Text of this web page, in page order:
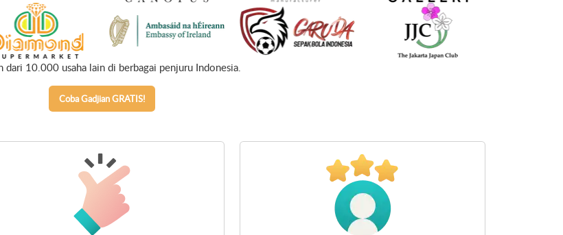
dari 10.000 usaha lain di berbagai penjuru Indonesia.
Coba Gadjian GRATIS!